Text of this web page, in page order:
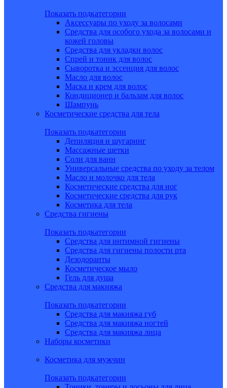
Показать подкатегории
Аксессуары по уходу за волосами
Средства для особого ухода за волосами и
кожей головы
Средства для укладки волос
Спрей и тоник для волос
Сыворотка и эссенция для волос
Масло для волос
Маска и крем для волос
Кондиционер и бальзам для волос
Шампунь
Косметические средства для тела
Показать подкатегории
Депиляция и шугаринг
Массажные щетки
Соли для ванн
Универсальные средства по уходу за телом
Масло и молочко для тела
Косметические средства для ног
Косметические средства для рук
Косметика для тела
Средства гигиены
Показать подкатегории
Средства для интимной гигиены
Средства для гигиены полости рта
Дезодоранты
Косметическое мыло
Гель для душа
Средства для макияжа
Показать подкатегории
Средства для макияжа губ
Средства для макияжа ногтей
Средства для макияжа лица
Наборы косметики
Косметика для мужчин
Показать подкатегории